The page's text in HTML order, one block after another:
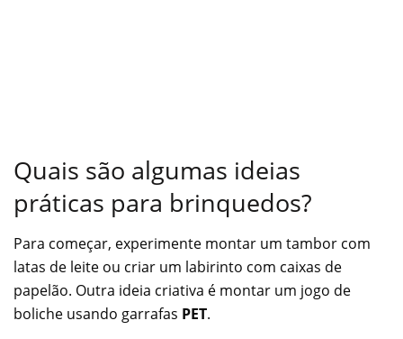
Quais são algumas ideias
práticas para brinquedos?
Para começar, experimente montar um tambor com
latas de leite ou criar um labirinto com caixas de
papelão. Outra ideia criativa é montar um jogo de
boliche usando garrafas PET.